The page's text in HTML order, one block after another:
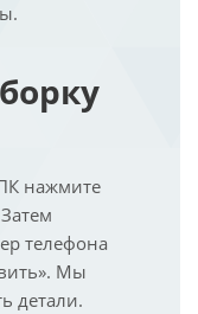
нажмите
телефона
Мы
детали.